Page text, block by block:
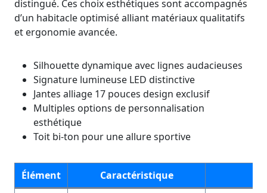
distingué. Ces choix esthétiques sont accompagnés
d’un habitacle optimisé alliant matériaux qualitatifs
et ergonomie avancée.
Silhouette dynamique avec lignes audacieuses
Signature lumineuse LED distinctive
Jantes alliage 17 pouces design exclusif
Multiples options de personnalisation
esthétique
Toit bi-ton pour une allure sportive
Élément Caractéristique